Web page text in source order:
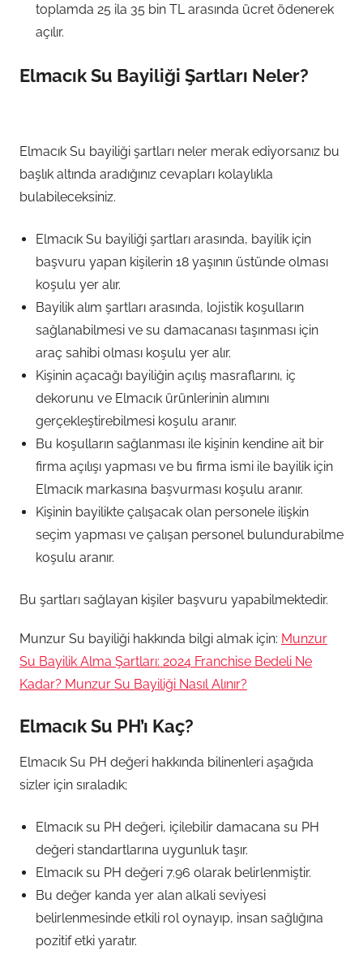
toplamda 25 ila 35 bin TL arasında ücret ödenerek
açılır.
Elmacık Su Bayiliği Şartları Neler?
Elmacık Su bayiliği şartları neler merak ediyorsanız bu
başlık altında aradığınız cevapları kolaylıkla
bulabileceksiniz.
Elmacık Su bayiliği şartları arasında, bayilik için
başvuru yapan kişilerin 18 yaşının üstünde olması
koşulu yer alır.
Bayilik alım şartları arasında, lojistik koşulların
sağlanabilmesi ve su damacanası taşınması için
araç sahibi olması koşulu yer alır.
Kişinin açacağı bayiliğin açılış masraflarını, iç
dekorunu ve Elmacık ürünlerinin alımını
gerçekleştirebilmesi koşulu aranır.
Bu koşulların sağlanması ile kişinin kendine ait bir
firma açılışı yapması ve bu firma ismi ile bayilik için
Elmacık markasına başvurması koşulu aranır.
Kişinin bayilikte çalışacak olan personele ilişkin
seçim yapması ve çalışan personel bulundurabilme
koşulu aranır.
Bu şartları sağlayan kişiler başvuru yapabilmektedir.
Munzur Su bayiliği hakkında bilgi almak için: Munzur
Su Bayilik Alma Şartları: 2024 Franchise Bedeli Ne
Kadar? Munzur Su Bayiliği Nasıl Alınır?
Elmacık Su PH’ı Kaç?
Elmacık Su PH değeri hakkında bilinenleri aşağıda
sizler için sıraladık;
Elmacık su PH değeri, içilebilir damacana su PH
değeri standartlarına uygunluk taşır.
Elmacık su PH değeri 7.96 olarak belirlenmiştir.
Bu değer kanda yer alan alkali seviyesi
belirlenmesinde etkili rol oynayıp, insan sağlığına
pozitif etki yaratır.